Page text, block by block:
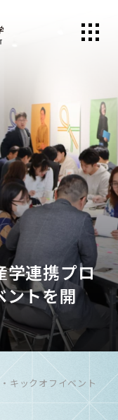
学連携プロ
ントを開
キックオフイベント